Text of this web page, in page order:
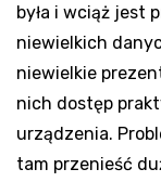
była i wciąż jest
niewielkich
niewielkie
nich dostęp
urządzenia.
tam przenieść